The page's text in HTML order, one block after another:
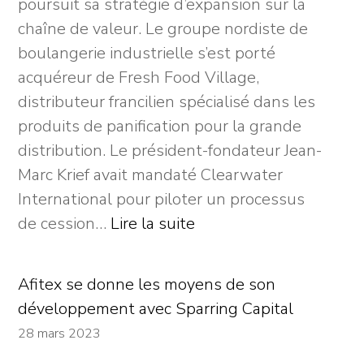
l’acquisition
de
Virtualia
chaîne de valeur. Le groupe nordiste de
boulangerie industrielle s’est porté
acquéreur de Fresh Food Village,
distributeur francilien spécialisé dans les
produits de panification pour la grande
distribution. Le président-fondateur Jean-
Marc Krief avait mandaté Clearwater
International pour piloter un processus
de cession… Lire la suite
Fresh
Food
Afitex se donne les moyens de son
développement avec Sparring Capital
28 mars 2023